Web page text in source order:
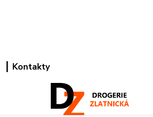
Kontakty